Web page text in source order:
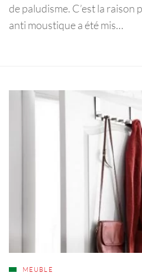
de paludisme. C’est la raison
anti moustique a été mis…
MEUBLE